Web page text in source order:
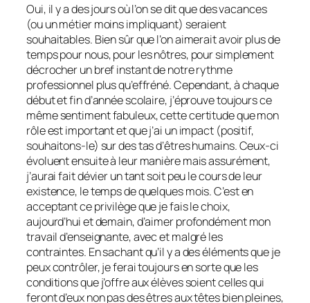
Oui, il y a des jours où l’on se dit que des vacances
(ou un métier moins impliquant) seraient
souhaitables. Bien sûr que l’on aimerait avoir plus de
temps pour nous, pour les nôtres, pour simplement
décrocher un bref instant de notre rythme
professionnel plus qu’effréné. Cependant, à chaque
début et fin d’année scolaire, j’éprouve toujours ce
même sentiment fabuleux, cette certitude que mon
rôle est important et que j’ai un impact (positif,
souhaitons-le) sur des tas d’êtres humains. Ceux-ci
évoluent ensuite à leur manière mais assurément,
j’aurai fait dévier un tant soit peu le cours de leur
existence, le temps de quelques mois. C’est en
acceptant ce privilège que je fais le choix,
aujourd’hui et demain, d’aimer profondément mon
travail d’enseignante, avec et malgré les
contraintes. En sachant qu’il y a des éléments que je
peux contrôler, je ferai toujours en sorte que les
conditions que j’offre aux élèves soient celles qui
feront d’eux non pas des êtres aux têtes bien pleines,